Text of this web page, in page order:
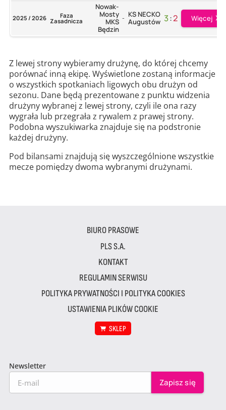
2025 / 2026 Faza
Zasadnicza
Nowak-
Mosty
MKS
Będzin
- KS NECKO
Augustów 3:2 Więcej
Z lewej strony wybieramy drużynę, do której chcemy
porównać inną ekipę. Wyświetlone zostaną informacje
o wszystkich spotkaniach ligowych obu drużyn od
sezonu. Dane będą prezentowane z punktu widzenia
drużyny wybranej z lewej strony, czyli ile ona razy
wygrała lub przegrała z rywalem z prawej strony.
Podobna wyszukiwarka znajduje się na podstronie
każdej drużyny.
Pod bilansami znajdują się wyszczególnione wszystkie
mecze pomiędzy dwoma wybranymi drużynami.
BIURO PRASOWE
PLS S.A.
KONTAKT
REGULAMIN SERWISU
POLITYKA PRYWATNOŚCI I POLITYKA COOKIES
USTAWIENIA PLIKÓW COOKIE
SKLEP
Newsletter